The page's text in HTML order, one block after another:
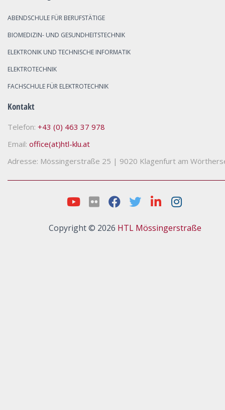
ABENDSCHULE FÜR BERUFSTÄTIGE
BIOMEDIZIN- UND GESUNDHEITSTECHNIK
ELEKTRONIK UND TECHNISCHE INFORMATIK
ELEKTROTECHNIK
FACHSCHULE FÜR ELEKTROTECHNIK
Kontakt
Telefon: +43 (0) 463 37 978
Email: office(at)htl-klu.at
Adresse: Mössingerstraße 25 | 9020 Klagenfurt am
Copyright © 2026 HTL Mössingerstraße